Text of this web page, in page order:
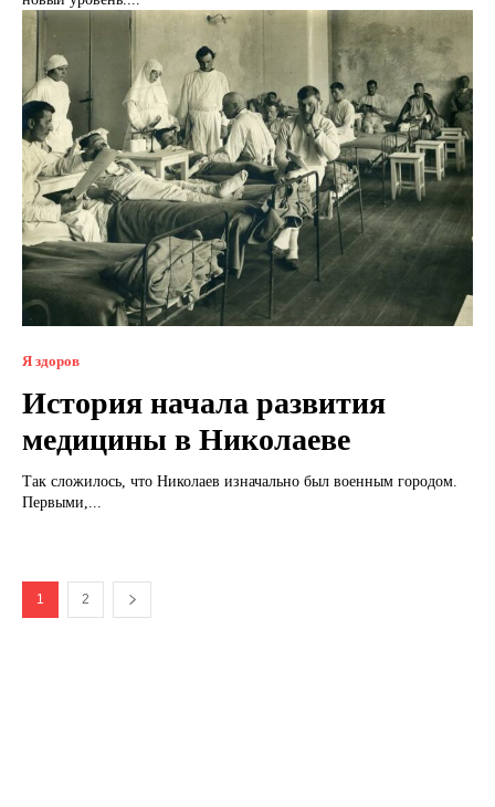
Я здоров
История начала развития
медицины в Николаеве
Так сложилось, что Николаев изначально был военным городом.
Первыми,...
1 2